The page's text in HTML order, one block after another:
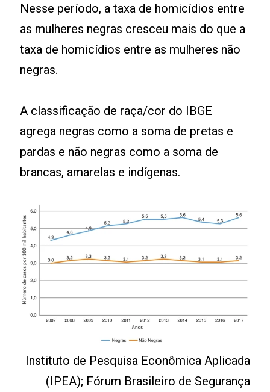
Nesse período, a taxa de homicídios entre
as mulheres negras cresceu mais do que a
taxa de homicídios entre as mulheres não
negras.
A classificação de raça/cor do IBGE
agrega negras como a soma de pretas e
pardas e não negras como a soma de
brancas, amarelas e indígenas.
Instituto de Pesquisa Econômica Aplicada
(IPEA); Fórum Brasileiro de Segurança